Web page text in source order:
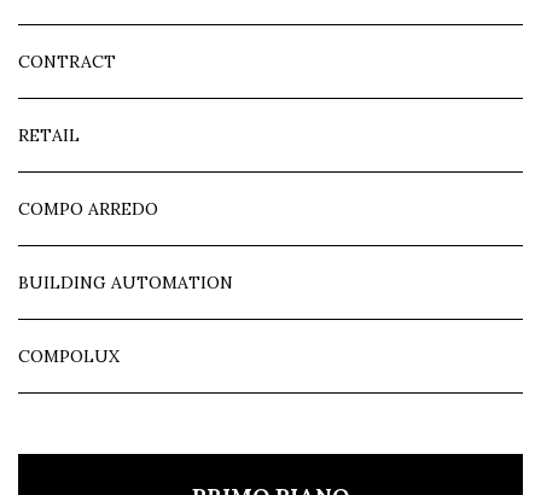
CONTRACT
RETAIL
COMPO ARREDO
BUILDING AUTOMATION
COMPOLUX